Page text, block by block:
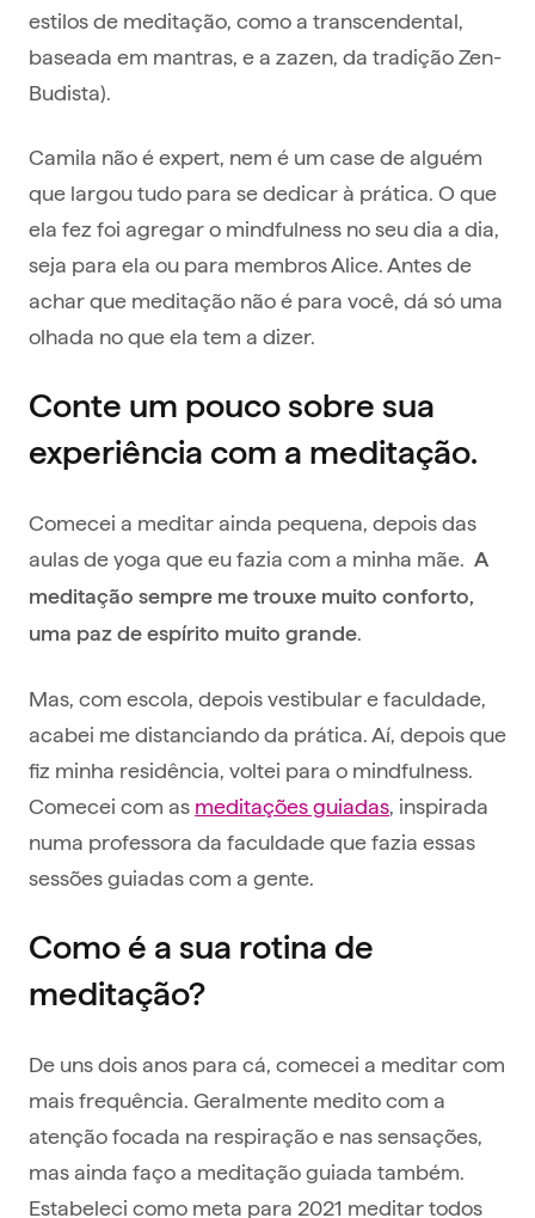
estilos de meditação, como a transcendental,
baseada em mantras, e a zazen, da tradição Zen-
Budista).
Camila não é expert, nem é um case de alguém
que largou tudo para se dedicar à prática. O que
ela fez foi agregar o mindfulness no seu dia a dia,
seja para ela ou para membros Alice. Antes de
achar que meditação não é para você, dá só uma
olhada no que ela tem a dizer.
Conte um pouco sobre sua
experiência com a meditação.
Comecei a meditar ainda pequena, depois das
aulas de yoga que eu fazia com a minha mãe. A
meditação sempre me trouxe muito conforto,
uma paz de espírito muito grande.
Mas, com escola, depois vestibular e faculdade,
acabei me distanciando da prática. Aí, depois que
fiz minha residência, voltei para o mindfulness.
Comecei com as meditações guiadas, inspirada
numa professora da faculdade que fazia essas
sessões guiadas com a gente.
Como é a sua rotina de
meditação?
De uns dois anos para cá, comecei a meditar com
mais frequência. Geralmente medito com a
atenção focada na respiração e nas sensações,
mas ainda faço a meditação guiada também.
Estabeleci como meta para 2021 meditar todos